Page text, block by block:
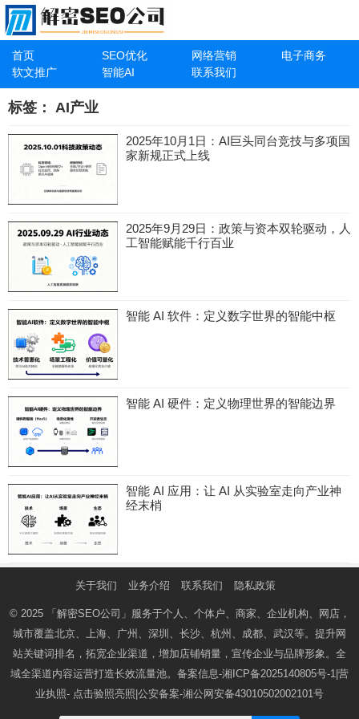
首页 SEO优化 网络营销
电子商务
软文推广
智能AI 联系我们
标签： AI产业
2025年10月1日：AI巨头同台竞技与多项国
家新规正式上线
2025年9月29日：政策与资本双轮驱动，人
工智能赋能千行百业
智能 AI 软件：定义数字世界的智能中枢
智能 AI 硬件：定义物理世界的智能边界
智能 AI 应用：让 AI 从实验室走向产业神
经末梢
关于我们 业务介绍 联系我们 隐私政策
© 2025 「解密SEO公司」 服务于个人、个体户、商家、企业机构、网店，
城市覆盖北京、上海、广州、深圳、长沙、杭州、成都、武汉等。提升网
站关键词排名，拓宽企业渠道，增加店铺销量，宣传企业与品牌形象。全
域全渠道内容运营打造长效流量池。备案信息-湘ICP备2025140805号-1 |营
业执照- 点击验照亮照|公安备案-湘公网安备43010502002101号